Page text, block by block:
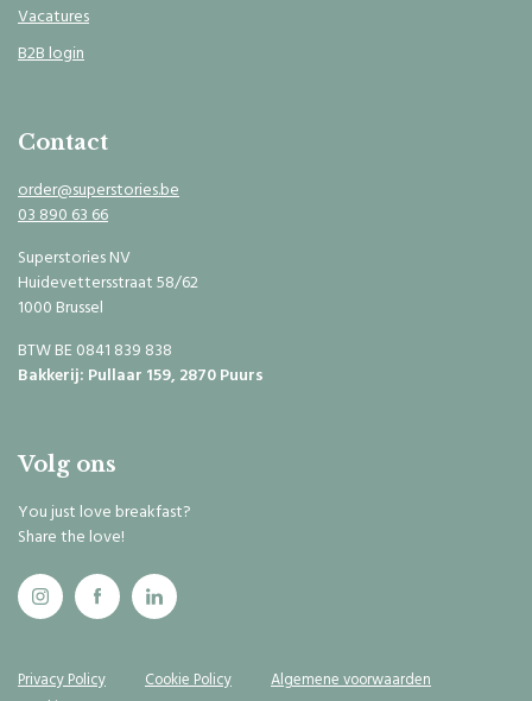
Vacatures
B2B login
Contact
order@superstories.be
03 890 63 66
Superstories NV
Huidevettersstraat 58/62
1000 Brussel
BTW BE 0841 839 838
Bakkerij: Pullaar 159, 2870 Puurs
Volg ons
You just love breakfast?
Share the love!
Privacy Policy Cookie Policy
Algemene voorwaarden